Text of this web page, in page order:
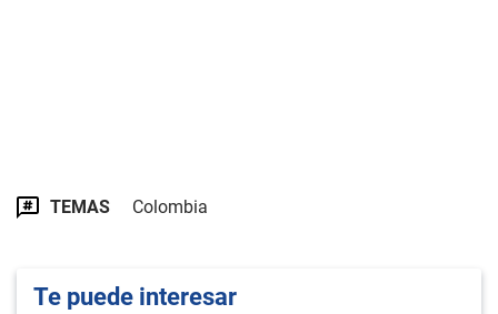
TEMAS Colombia
Te puede interesar